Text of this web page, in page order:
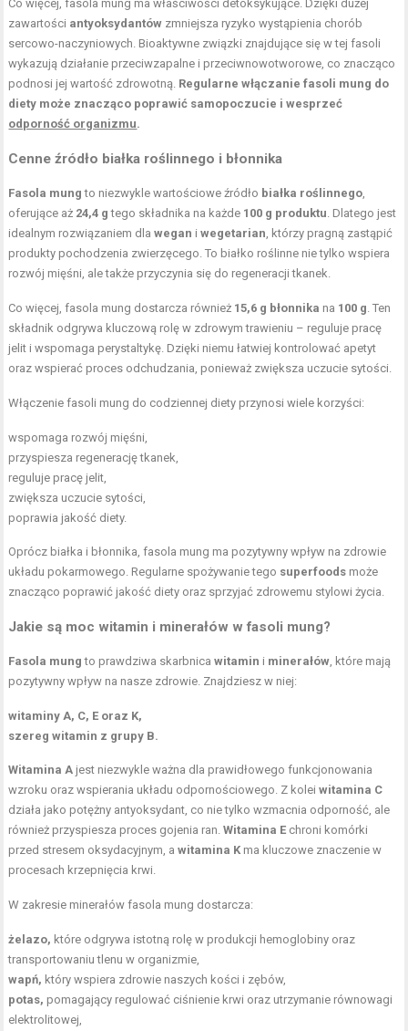
Co więcej, fasola mung ma właściwości detoksykujące. Dzięki dużej
zawartości antyoksydantów zmniejsza ryzyko wystąpienia chorób
sercowo-naczyniowych. Bioaktywne związki znajdujące się w tej fasoli
wykazują działanie przeciwzapalne i przeciwnowotworowe, co znacząco
podnosi jej wartość zdrowotną. Regularne włączanie fasoli mung do
diety może znacząco poprawić samopoczucie i wesprzeć
odporność organizmu.
Cenne źródło białka roślinnego i błonnika
Fasola mung to niezwykle wartościowe źródło białka roślinnego
oferujące aż 24,4 g tego składnika na każde 100 g produktu . Dlatego jest
idealnym rozwiązaniem dlawegan iwegetarian , którzy pragną zastąpić
produkty pochodzenia zwierzęcego. To białko roślinne nie tylko wspiera
rozwój mięśni, ale także przyczynia się do regeneracji tkanek.
Co więcej, fasola mung dostarcza również 15,6 g błonnika na 100 g . Ten
składnik odgrywa kluczową rolę w zdrowym trawieniu – reguluje pracę
jelit i wspomaga perystaltykę. Dzięki niemu łatwiej kontrolować apetyt
oraz wspierać proces odchudzania, ponieważ zwiększa uczucie sytości.
Włączenie fasoli mung do codziennej diety przynosi wiele korzyści:
wspomaga rozwój mięśni,
przyspiesza regenerację tkanek,
reguluje pracę jelit,
zwiększa uczucie sytości,
poprawia jakość diety.
Oprócz białka i błonnika, fasola mung ma pozytywny wpływ na zdrowie
układu pokarmowego. Regularne spożywanie tego superfoods może
znacząco poprawić jakość diety oraz sprzyjać zdrowemu stylowi życia.
Jakie są moc witamin i minerałów w fasoli mung?
Fasola mung to prawdziwa skarbnicawitamin i minerałów , które mają
pozytywny wpływ na nasze zdrowie. Znajdziesz w niej:
witaminy A, C, E oraz K,
szereg witamin z grupy B.
Witamina A jest niezwykle ważna dla prawidłowego funkcjonowania
wzroku oraz wspierania układu odpornościowego. Z koleiwitamina C
działa jako potężny antyoksydant, co nie tylko wzmacnia odporność, ale
również przyspiesza proces gojenia ran.Witamina E chroni komórki
przed stresem oksydacyjnym, awitamina K ma kluczowe znaczenie w
procesach krzepnięcia krwi.
W zakresie minerałów fasola mung dostarcza:
żelazo, które odgrywa istotną rolę w produkcji hemoglobiny oraz
transportowaniu tlenu w organizmie,
wapń, który wspiera zdrowie naszych kości i zębów,
potas, pomagający regulować ciśnienie krwi oraz utrzymanie równowagi
elektrolitowej,